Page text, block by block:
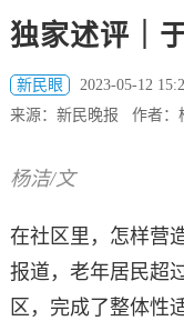
独家述评｜
新民眼
2023-05-12
来源：新民晚报 作者：
杨洁/文
在社区里，怎样营
报道，老年居民超
区，完成了整体性